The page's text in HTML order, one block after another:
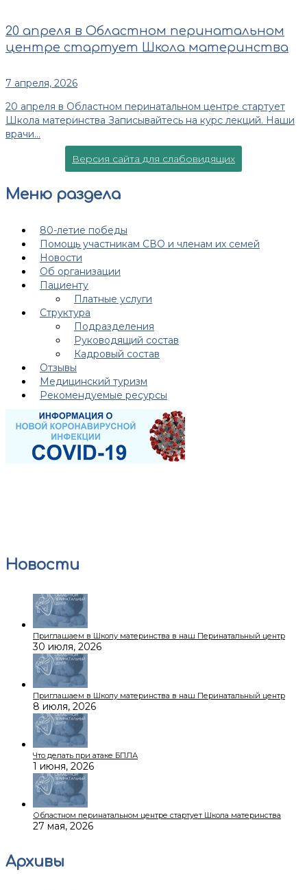
20 апреля в Областном перинатальном
центре стартует Школа материнства
7 апреля, 2026
20 апреля в Областном перинатальном центре стартует
Школа материнства Записывайтесь на курс лекций. Наши
врачи...
Версия сайта для слабовидящих
Меню раздела
80-летие победы
Помощь участникам СВО и членам их семей
Новости
Об организации
Пациенту
Платные услуги
Структура
Подразделения
Руководящий состав
Кадровый состав
Отзывы
Медицинский туризм
Рекомендуемые ресурсы
Новости
Приглашаем в Школу материнства в наш Перинатальный центр
30 июля, 2026
Приглашаем в Школу материнства в наш Перинатальный центр
8 июля, 2026
Что делать при атаке БПЛА
1 июня, 2026
Областном перинатальном центре стартует Школа материнства
27 мая, 2026
Архивы